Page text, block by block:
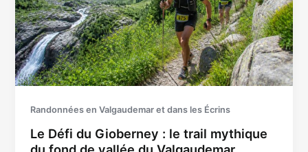
Randonnées en Valgaudemar et dans les Écrins
Le Défi du Gioberney : le trail mythique